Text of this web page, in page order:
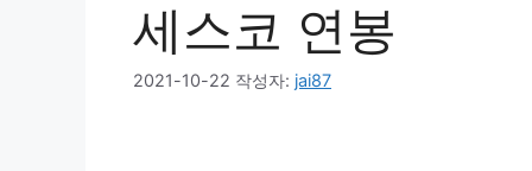
세스코 연봉
2021-10-22 작성자: jai87